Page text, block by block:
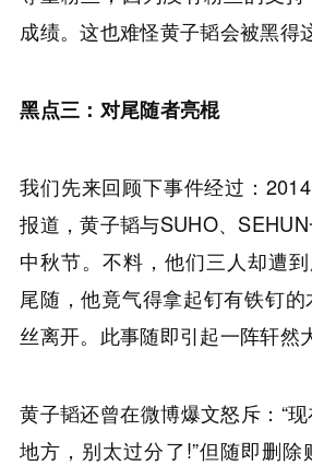
成绩。这也难怪黄子韬会被黑得
黑点三：对尾随者亮棍
我们先来回顾下事件经过：
报道，黄子韬与SUHO、
中秋节。不料，他们三人却遭到
尾随，他竟气得拿起钉有铁钉
丝离开。此事随即引起一阵轩然
黄子韬还曾在微博爆文怒斥：“
地方，别太过分了!”但随即删除